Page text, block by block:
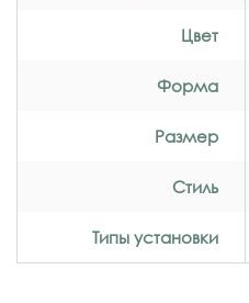
Цвет
Форма
Размер
Стиль
Типы установки